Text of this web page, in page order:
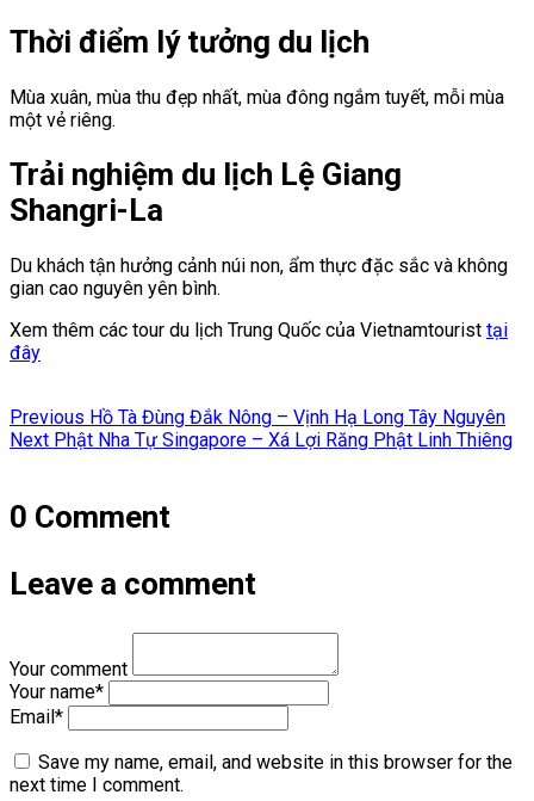
Thời điểm lý tưởng du lịch
Mùa xuân, mùa thu đẹp nhất, mùa đông ngắm tuyết, mỗi mùa
một vẻ riêng.
Trải nghiệm du lịch Lệ Giang
Shangri-La
Du khách tận hưởng cảnh núi non, ẩm thực đặc sắc và không
gian cao nguyên yên bình.
Xem thêm các tour du lịch Trung Quốc của Vietnamtourist tại
đây
hướng
viết
Previous Previous
post:
Hồ Tà Đùng Đắk Nông – Vịnh Hạ Long Tây Nguyên
Next Next
Phật Nha Tự Singapore – Xá Lợi Răng Phật Linh Thiêng
0 Comment
Leave a comment
Your comment
Your name*
Email *
Save my name, email, and website in this browser for the
next time I comment.